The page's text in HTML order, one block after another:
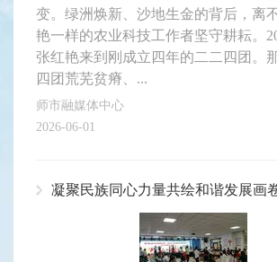
变。绿洲焕新、沙地生金的背后，离
艳一样的农业科技工作者坚守耕耘。
张红艳来到刚成立四年的二二四团。
四团荒芜贫瘠、...
师市融媒体中心
2026-06-01